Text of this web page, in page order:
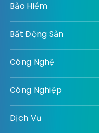
Bảo Hiểm
Bất Động Sản
Công Nghệ
Công Nghiệp
Dịch Vụ